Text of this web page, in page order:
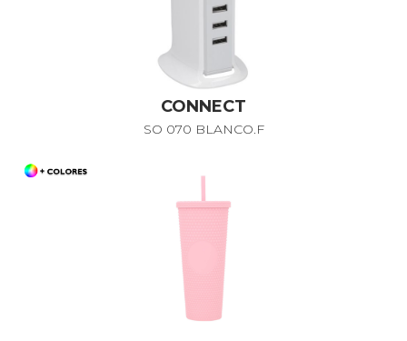
CONNECT
SO 070 BLANCO.F